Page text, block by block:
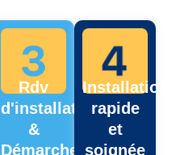
Rdv
d'installation
&
Démarches
Installation
rapide
et
soignée